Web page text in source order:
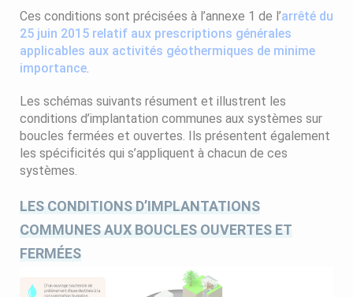
Ces conditions sont précisées à l’annexe 1 de l’arrêté du
25 juin 2015 relatif aux prescriptions générales
applicables aux activités géothermiques de minime
importance.
Les schémas suivants résument et illustrent les
conditions d’implantation communes aux systèmes sur
boucles fermées et ouvertes. Ils présentent également
les spécificités qui s’appliquent à chacun de ces
systèmes.
LES CONDITIONS D’IMPLANTATIONS
COMMUNES AUX BOUCLES OUVERTES ET
FERMÉES